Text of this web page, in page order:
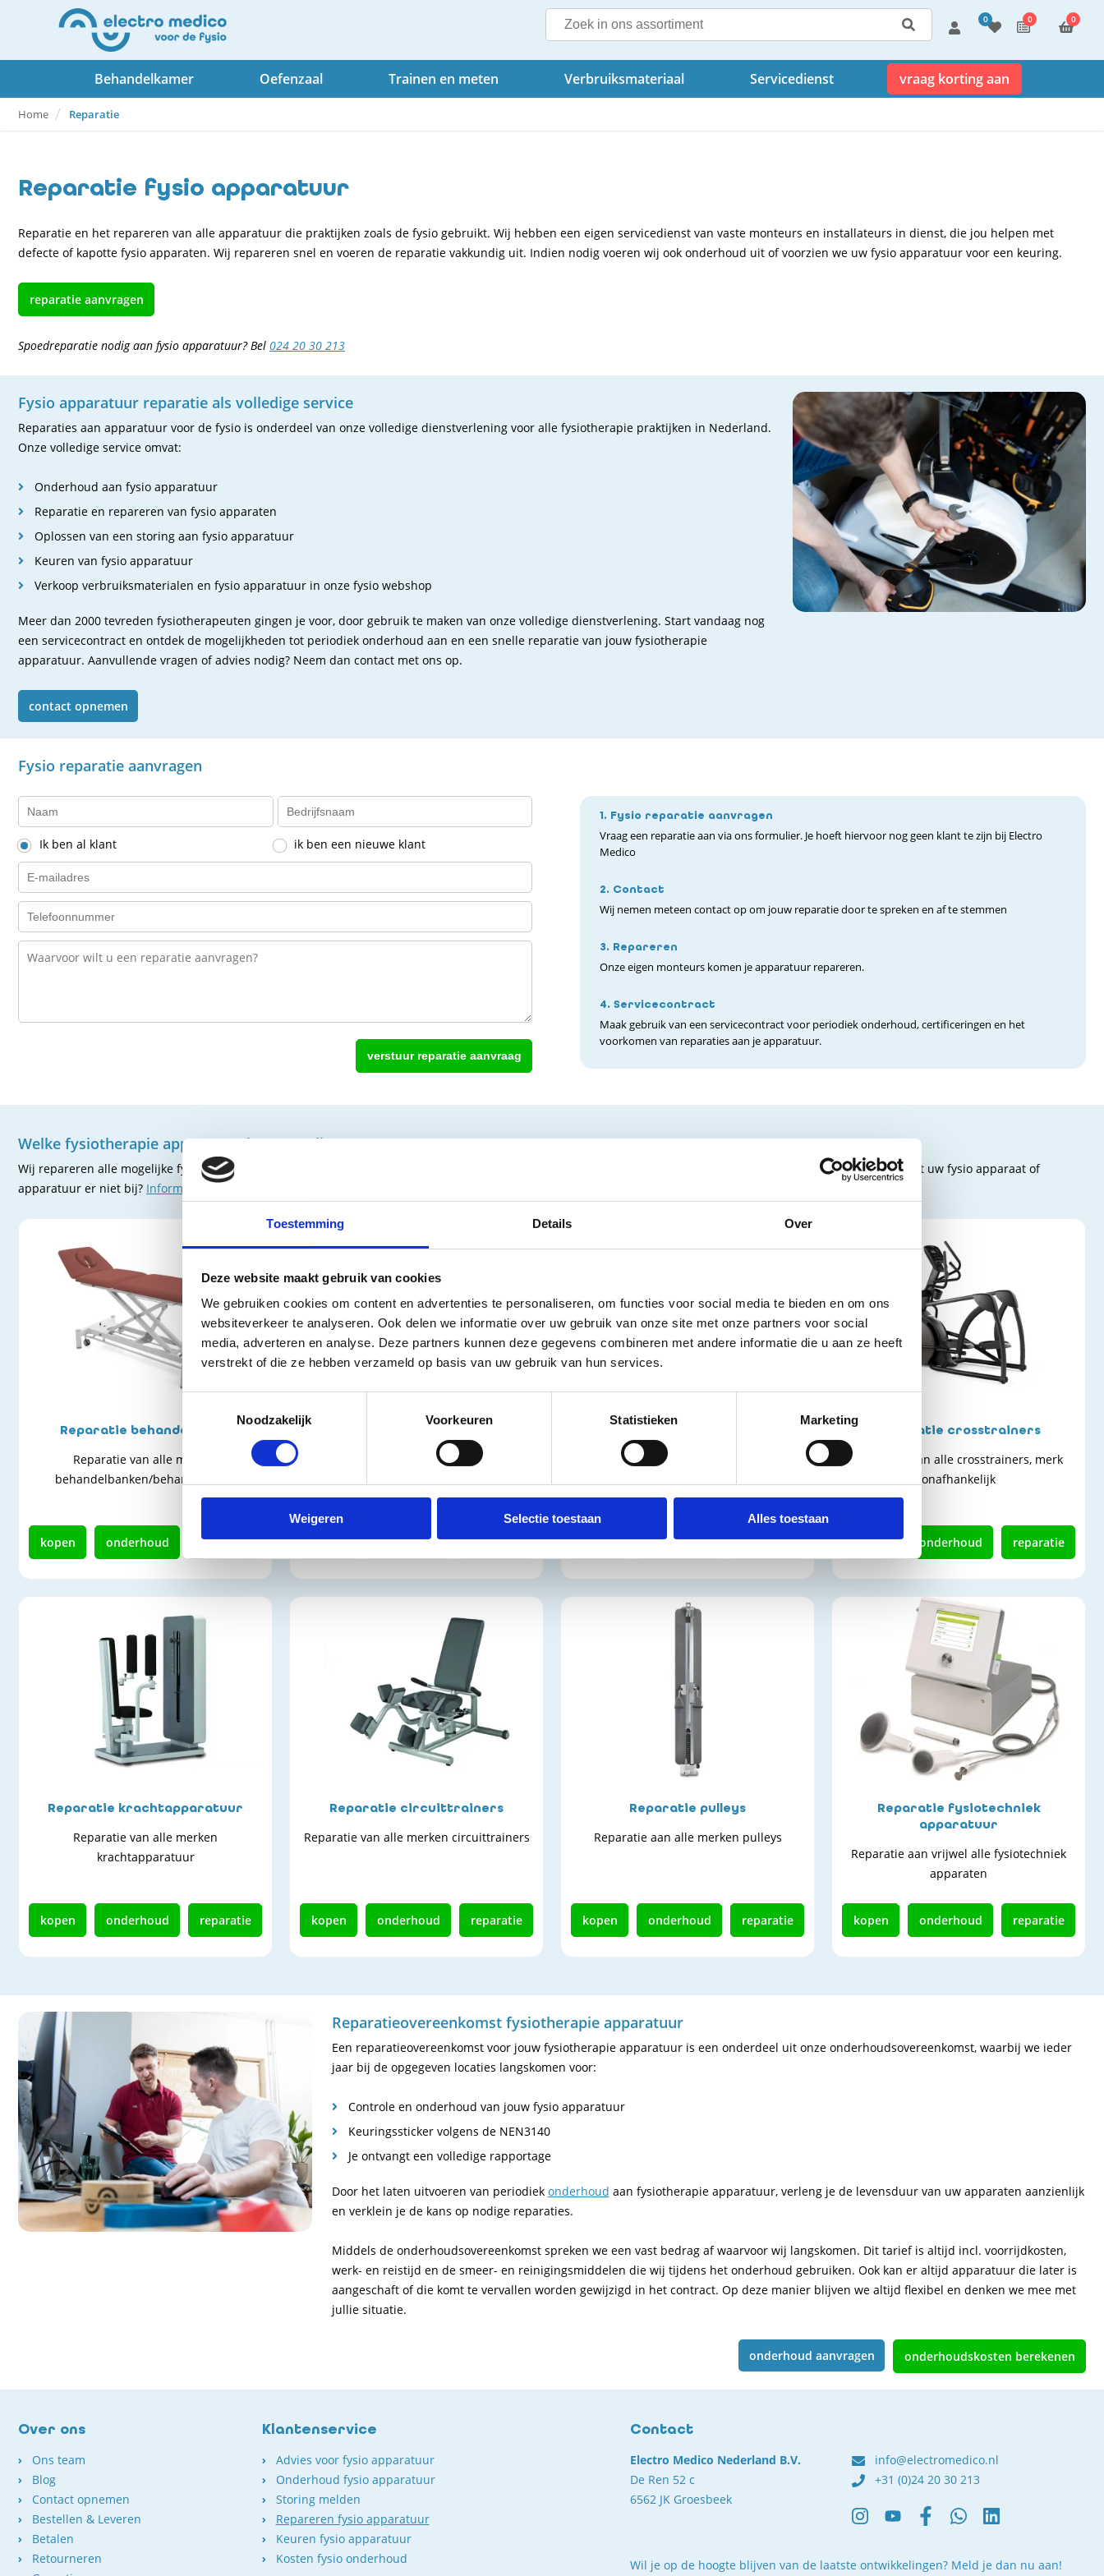
Toestemming Details Over
Deze website maakt gebruik van cookies
We gebruiken cookies om content en advertenties te personaliseren, om functies voor social media te bieden en om ons
websiteverkeer te analyseren. Ook delen we informatie over uw gebruik van onze site met onze partners voor social
media, adverteren en analyse. Deze partners kunnen deze gegevens combineren met andere informatie die u aan ze heeft
verstrekt of die ze hebben verzameld op basis van uw gebruik van hun services.
Noodzakelijk
Voorkeuren Statistieken Marketing
Weigeren Selectie toestaan Alles toestaan
0 0 0
Behandelkamer Oefenzaal Trainen en meten Verbruiksmateriaal Servicedienst vraag korting aan
Home Reparatie
Reparatie fysio apparatuur
Reparatie en het repareren van alle apparatuur die praktijken zoals de fysio gebruikt. Wij hebben een eigen servicedienst van vaste monteurs en installateurs in dienst, die jou helpen met
defecte of kapotte fysio apparaten. Wij repareren snel en voeren de reparatie vakkundig uit. Indien nodig voeren wij ook onderhoud uit of voorzien we uw fysio apparatuur voor een keuring.
reparatie aanvragen
Spoedreparatie nodig aan fysio apparatuur? Bel 024 20 30 213
Fysio apparatuur reparatie als volledige service
Reparaties aan apparatuur voor de fysio is onderdeel van onze volledige dienstverlening voor alle fysiotherapie praktijken in Nederland.
Onze volledige service omvat:
Onderhoud aan fysio apparatuur
Reparatie en repareren van fysio apparaten
Oplossen van een storing aan fysio apparatuur
Keuren van fysio apparatuur
Verkoop verbruiksmaterialen en fysio apparatuur in onze fysio webshop
Meer dan 2000 tevreden fysiotherapeuten gingen je voor, door gebruik te maken van onze volledige dienstverlening. Start vandaag nog
een servicecontract en ontdek de mogelijkheden tot periodiek onderhoud aan en een snelle reparatie van jouw fysiotherapie
apparatuur. Aanvullende vragen of advies nodig? Neem dan contact met ons op.
contact opnemen
Fysio reparatie aanvragen
Ik ben al klant ik ben een nieuwe klant
1. Fysio reparatie aanvragen
Vraag een reparatie aan via ons formulier. Je hoeft hiervoor nog geen klant te zijn bij Electro
Medico
2. Contact
Wij nemen meteen contact op om jouw reparatie door te spreken en af te stemmen
3. Repareren
Onze eigen monteurs komen je apparatuur repareren.
4. Servicecontract
Maak gebruik van een servicecontract voor periodiek onderhoud, certificeringen en het
voorkomen van reparaties aan je apparatuur.
Welke fysiotherapie apparatuur kunnen wij repareren?
Wij repareren alle mogelijke fysio apparaten en apparatuur. De meest voorkomende apparatuur, waar wij reparaties voor bieden is onderstaande apparatuur. Staat uw fysio apparaat of
apparatuur er niet bij? Informeer dan naar de reparatie mogelijkheden.
Reparatie behandeltafels
Reparatie van alle merken
behandelbanken/behandeltafels
kopen onderhoud reparatie
Reparatie ergometers en
hometrainers
ergometerfietsen en hometrainers
kopen onderhoud reparatie
Reparatie loopbanden
Reparatie van loopbanden, het merk
kopen onderhoud reparatie
Reparatie crosstrainers
Reparatie van alle crosstrainers, merk
onafhankelijk
kopen onderhoud reparatie
Reparatie krachtapparatuur
Reparatie van alle merken
krachtapparatuur
kopen onderhoud reparatie
Reparatie circuittrainers
Reparatie van alle merken circuittrainers
kopen onderhoud reparatie
Reparatie pulleys
Reparatie aan alle merken pulleys
kopen onderhoud reparatie
Reparatie fysiotechniek
apparatuur
Reparatie aan vrijwel alle fysiotechniek
apparaten
kopen onderhoud reparatie
Reparatieovereenkomst fysiotherapie apparatuur
Een reparatieovereenkomst voor jouw fysiotherapie apparatuur is een onderdeel uit onze onderhoudsovereenkomst, waarbij we ieder
jaar bij de opgegeven locaties langskomen voor:
Controle en onderhoud van jouw fysio apparatuur
Keuringssticker volgens de NEN3140
Je ontvangt een volledige rapportage
Door het laten uitvoeren van periodiek onderhoud aan fysiotherapie apparatuur, verleng je de levensduur van uw apparaten aanzienlijk
en verklein je de kans op nodige reparaties.
Middels de onderhoudsovereenkomst spreken we een vast bedrag af waarvoor wij langskomen. Dit tarief is altijd incl. voorrijdkosten,
werk- en reistijd en de smeer- en reinigingsmiddelen die wij tijdens het onderhoud gebruiken. Ook kan er altijd apparatuur die later is
aangeschaft of die komt te vervallen worden gewijzigd in het contract. Op deze manier blijven we altijd flexibel en denken we mee met
jullie situatie.
onderhoud aanvragen onderhoudskosten berekenen
Over ons
Ons team
Blog
Contact opnemen
Bestellen & Leveren
Betalen
Retourneren
Klantenservice
Advies voor fysio apparatuur
Onderhoud fysio apparatuur
Storing melden
Repareren fysio apparatuur
Keuren fysio apparatuur
Kosten fysio onderhoud
Contact
Electro Medico Nederland B.V.
De Ren 52 c
6562 JK Groesbeek
info@electromedico.nl
+31 (0)24 20 30 213
Wil je op de hoogte blijven van de laatste ontwikkelingen? Meld je dan nu aan!